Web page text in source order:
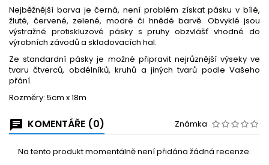
Nejběžnější barva je černá, není problém získat pásku v bílé,
žluté, červené, zelené, modré či hnědé barvě. Obvyklé jsou
výstražné protiskluzové pásky s pruhy obzvlášť vhodné do
výrobních závodů a skladovacích hal.
Ze standardní pásky je možné připravit nejrůznější výseky ve
tvaru čtverců, obdélníků, kruhů a jiných tvarů podle Vašeho
přání.
Rozměry: 5cm x 18m
KOMENTÁŘE (0) Známka
Na tento produkt momentálně není přidána žádná recenze.